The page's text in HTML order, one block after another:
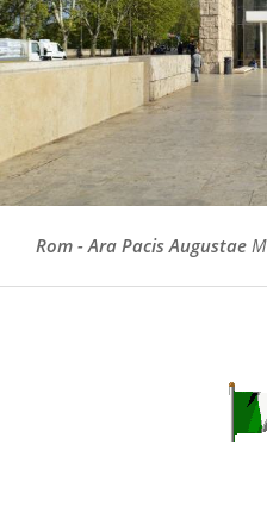
Rom - Ara Pacis Augustae